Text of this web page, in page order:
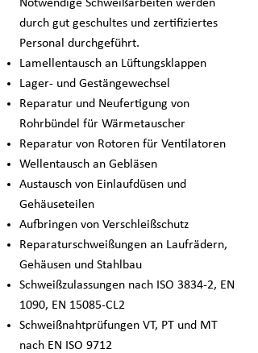
Notwendige Schweißarbeiten werden
durch gut geschultes und zertifiziertes
Personal durchgeführt.
Lamellentausch an Lüftungsklappen
Lager- und Gestängewechsel
Reparatur und Neufertigung von
Rohrbündel für Wärmetauscher
Reparatur von Rotoren für Ventilatoren
Wellentausch an Gebläsen
Austausch von Einlaufdüsen und
Gehäuseteilen
Aufbringen von Verschleißschutz
Reparaturschweißungen an Laufrädern,
Gehäusen und Stahlbau
Schweißzulassungen nach ISO 3834-2, EN
1090, EN 15085-CL2
Schweißnahtprüfungen VT, PT und MT
nach EN ISO 9712